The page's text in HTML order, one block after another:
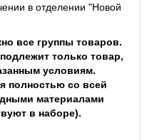
в отделении "Новой
все группы товаров.
только товар,
условиям.
полностью со всей
материалами
в наборе).